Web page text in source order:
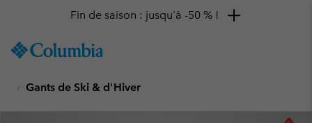
TO
SKIP
MAIN
Fin de saison : jusqu'à -50 % !
Gants de Ski & d'Hiver